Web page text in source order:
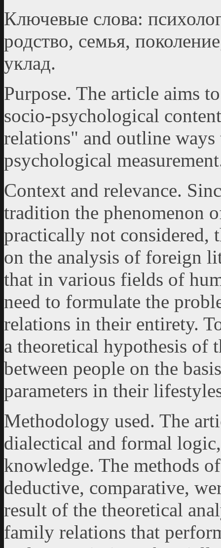
Ключевые слова:
родство, семья,
уклад.
Purpose. The article aims
socio-psychological
relations" and outline
psychological
Context and relevance.
tradition the phenomenon
practically not considered,
on the analysis of foreign
that in various fields of
need to formulate the
relations in their entirety.
a theoretical hypothesis of
between people on the
parameters in their
Methodology used. The
dialectical and formal
knowledge. The methods
deductive, comparative,
result of the theoretical
family relations that